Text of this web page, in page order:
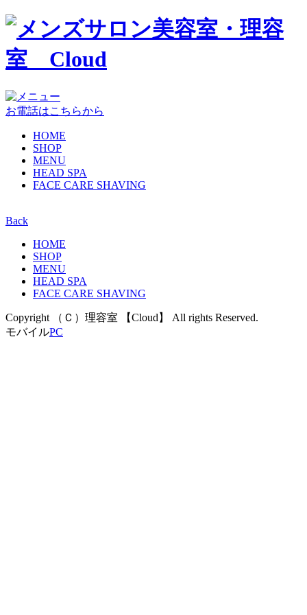
お電話はこちらから
HOME
SHOP
MENU
HEAD SPA
FACE CARE SHAVING
Back
HOME
SHOP
MENU
HEAD SPA
FACE CARE SHAVING
Copyright （Ｃ）理容室 【Cloud】 All rights Reserved.
モバイルPC